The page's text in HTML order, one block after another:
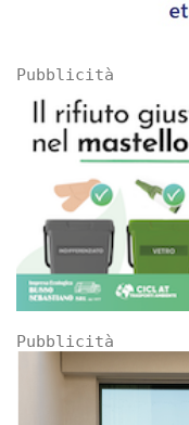
Pubblicità
Pubblicità